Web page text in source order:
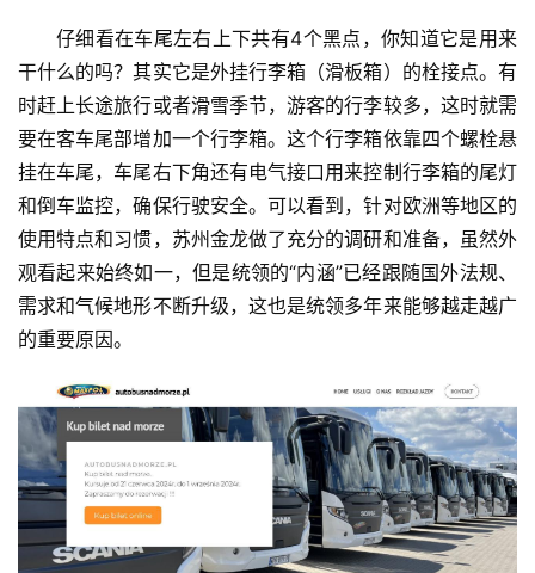
源
仔细看在车尾左右上下共有4个黑点，你知道它是用来
干什么的吗？其实它是外挂行李箱（滑板箱）的栓接点。有
时赶上长途旅行或者滑雪季节，游客的行李较多，这时就需
要在客车尾部增加一个行李箱。这个行李箱依靠四个螺栓悬
挂在车尾，车尾右下角还有电气接口用来控制行李箱的尾灯
和倒车监控，确保行驶安全。可以看到，针对欧洲等地区的
使用特点和习惯，苏州金龙做了充分的调研和准备，虽然外
观看起来始终如一，但是统领的“内涵”已经跟随国外法规、
需求和气候地形不断升级，这也是统领多年来能够越走越广
的重要原因。